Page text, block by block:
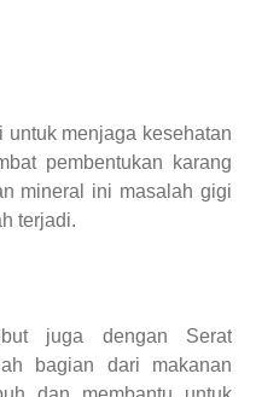
untuk menjaga kesehatan
pembentukan karang
mineral ini masalah gigi
terjadi.
juga dengan Serat
bagian dari makanan